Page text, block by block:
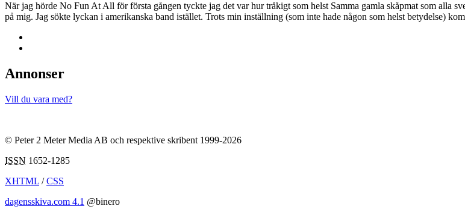
När jag hörde No Fun At All för första gången tyckte jag det var hur tråkigt som helst Samma gamla skåpmat som alla
på mig. Jag sökte lyckan i amerikanska band istället. Trots min inställning (som inte hade någon som helst betydelse)
Annonser
Vill du vara med?
© Peter 2 Meter Media AB och respektive skribent 1999-2026
ISSN 1652-1285
XHTML /CSS
dagensskiva.com 4.1 @binero